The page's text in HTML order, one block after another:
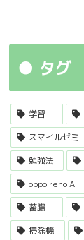
タグ
学習
スマイルゼミ
勉強法
oppo reno A
蓄膿
掃除機